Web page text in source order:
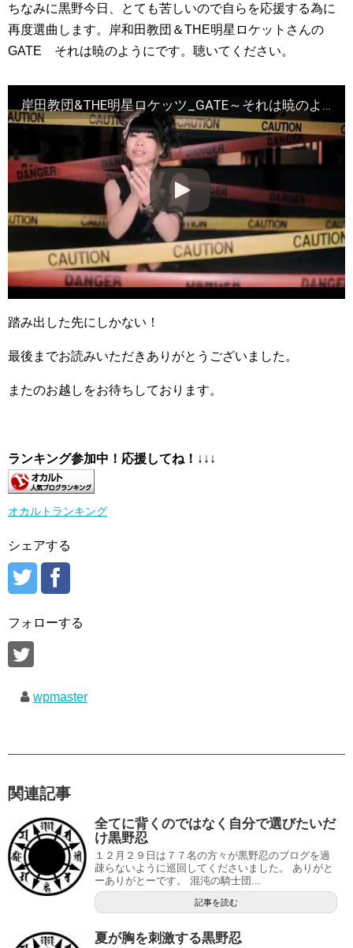
ちなみに黒野今日、とても苦しいので自らを応援する為に
再度選曲します。岸和田教団＆THE明星ロケットさんの
GATE それは暁のようにです。聴いてください。
岸田教団&THE明星ロケッツ_GATE～それは暁のように～_
踏み出した先にしかない！
最後までお読みいただきありがとうございました。
またのお越しをお待ちしております。
ランキング参加中！応援してね！ ↓↓↓
オカルトランキング
シェアする
フォローする
wpmaster
関連記事
全てに背くのではなく自分で選びたいだ
け黒野忍
１２月２９日は７７名の方々が黒野忍のブログを過
疎らないように巡回してくださいました。 ありがと
ーありがとーです。 混沌の騎士団...
記事を読む
夏が胸を刺激する黒野忍